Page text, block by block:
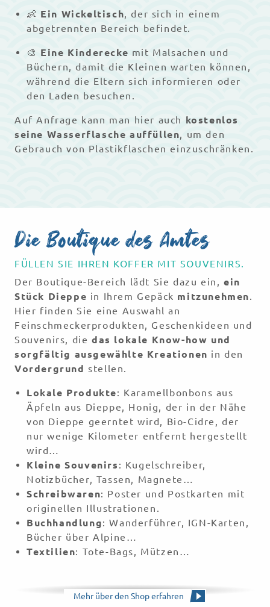
👶 Ein Wickeltisch, der sich in einem
abgetrennten Bereich befindet.
🎨 Eine Kinderecke mit Malsachen und
Büchern, damit die Kleinen warten können,
während die Eltern sich informieren oder
den Laden besuchen.
Auf Anfrage kann man hier auch kostenlos
seine Wasserflasche auffüllen, um den
Gebrauch von Plastikflaschen einzuschränken.
Die Boutique des Amtes
FÜLLEN SIE IHREN KOFFER MIT SOUVENIRS.
Der Boutique-Bereich lädt Sie dazu ein, ein
Stück Dieppe in Ihrem Gepäck mitzunehmen.
Hier finden Sie eine Auswahl an
Feinschmeckerprodukten, Geschenkideen und
Souvenirs, die das lokale Know-how und
sorgfältig ausgewählte Kreationen in den
Vordergrund stellen.
Lokale Produkte: Karamellbonbons aus
Äpfeln aus Dieppe, Honig, der in der Nähe
von Dieppe geerntet wird, Bio-Cidre, der
nur wenige Kilometer entfernt hergestellt
wird…
Kleine Souvenirs : Kugelschreiber,
Notizbücher, Tassen, Magnete…
Schreibwaren: Poster und Postkarten mit
originellen Illustrationen.
Buchhandlung: Wanderführer, IGN-Karten,
Bücher über Alpine…
Textilien: Tote-Bags, Mützen…
Mehr über den Shop erfahren